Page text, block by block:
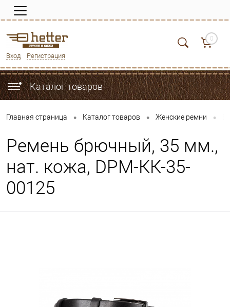
Вход Регистрация
0
Каталог товаров
Главная страница • Каталог товаров • Женские ремни •
Ремень брючный, 35 мм.,
нат. кожа, DРМ-КК-35-
00125